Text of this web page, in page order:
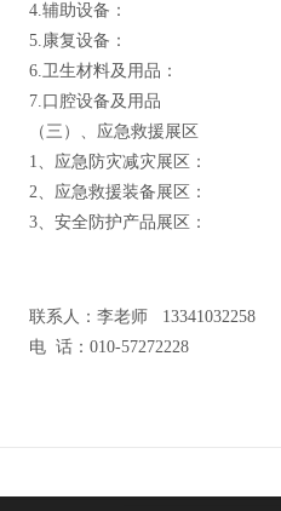
4.辅助设备：
5.康复设备：
6.卫生材料及用品：
7.口腔设备及用品
（三）、应急救援展区
1、应急防灾减灾展区：
2、应急救援装备展区：
3、安全防护产品展区：
联系人：李老师 13341032258
电 话：010-57272228